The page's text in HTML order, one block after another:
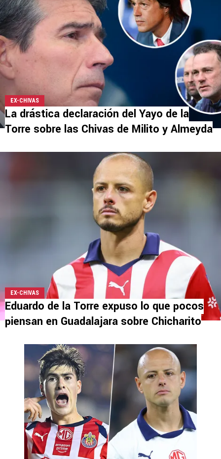
EX-CHIVAS
La drástica declaración del Yayo de la
Torre sobre las Chivas de Milito y Almeyda
EX-CHIVAS
Eduardo de la Torre expuso lo que pocos
piensan en Guadalajara sobre Chicharito